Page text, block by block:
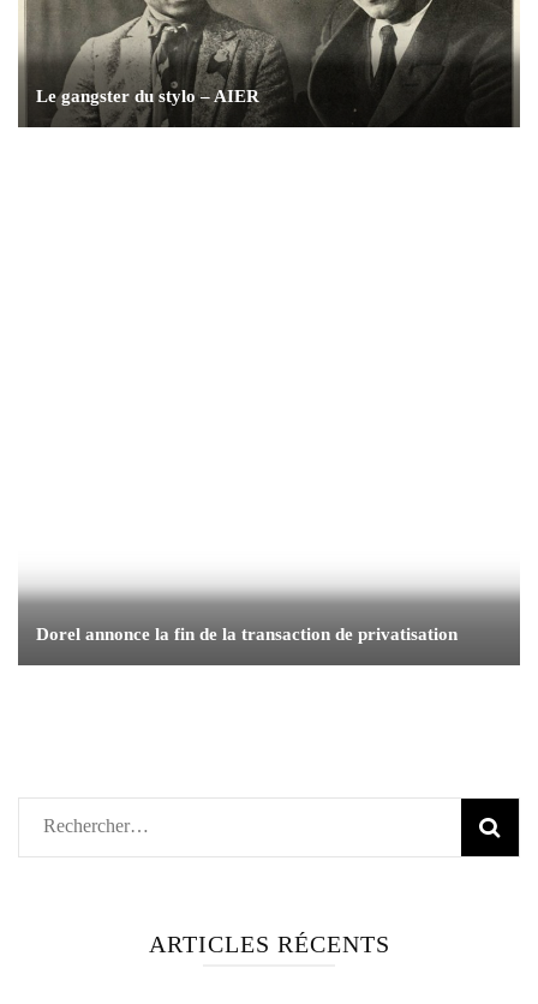
Le gangster du stylo – AIER
Dorel annonce la fin de la transaction de privatisation
Rechercher :
ARTICLES RÉCENTS